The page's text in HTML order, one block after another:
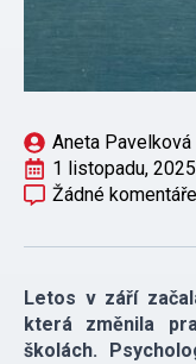
Aneta Pavelková
1 listopadu, 2025
Žádné komentáře
Letos v září
která změnila
školách.